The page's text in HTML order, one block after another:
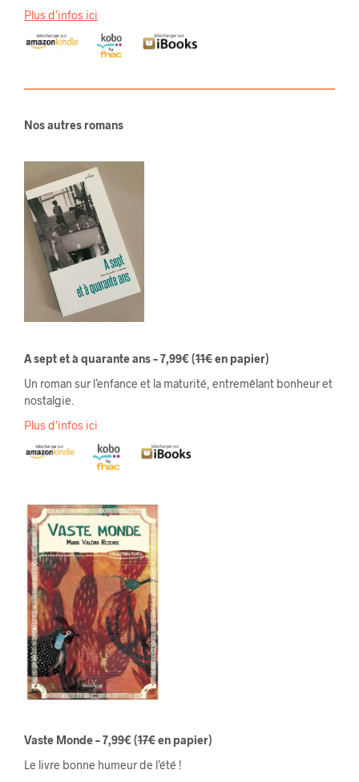
Plus d’infos ici
Nos autres romans
A sept et à quarante ans – 7,99€ (11€en papier)
Un roman sur l’enfance et la maturité, entremêlant bonheur et
nostalgie.
Plus d’infos ici
Vaste Monde – 7,99€ (17€en papier)
Le livre bonne humeur de l’été !